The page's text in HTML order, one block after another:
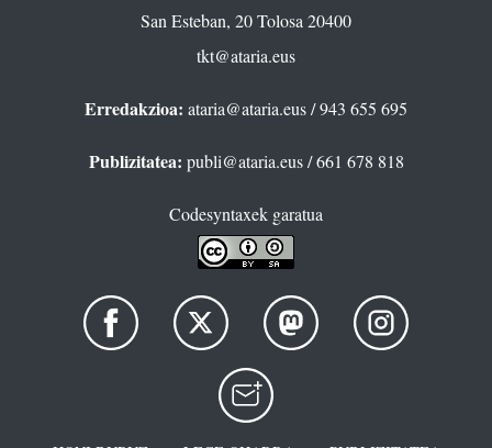
San Esteban, 20 Tolosa 20400
tkt@ataria.eus
Erredakzioa: ataria@ataria.eus/ 943 655 695
Publizitatea: publi@ataria.eus/ 661 678 818
Codesyntaxek garatua